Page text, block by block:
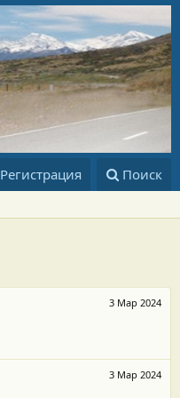
Регистрация Поиск
3 Мар 2024
3 Мар 2024